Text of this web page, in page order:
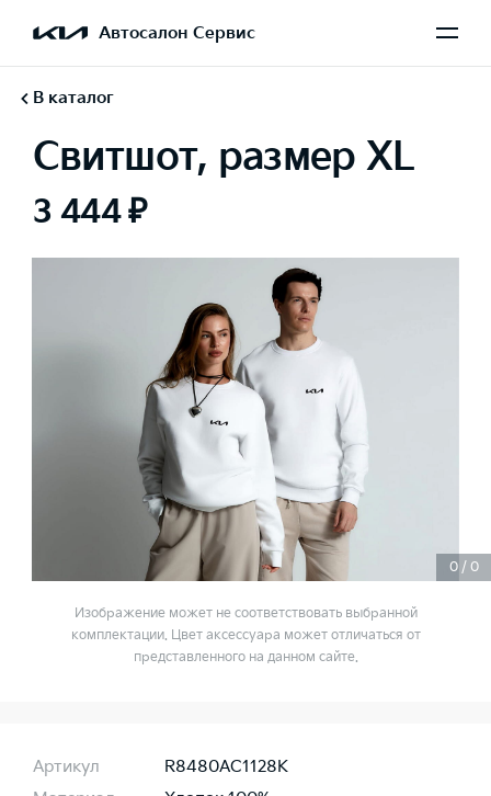
Автосалон Сервис
В каталог
Свитшот, размер XL
3 444 ₽
0/ 0
Изображение может не соответствовать выбранной
комплектации. Цвет аксессуара может отличаться от
представленного на данном сайте.
Артикул
R8480AC1128K